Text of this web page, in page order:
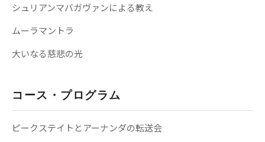
シュリアンマバガヴァンによる教え
ムーラマントラ
大いなる慈悲の光
コース・プログラム
ピークステイトとアーナンダの転送会